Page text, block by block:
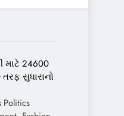
માટે 24600
સુધારાનો
Politics